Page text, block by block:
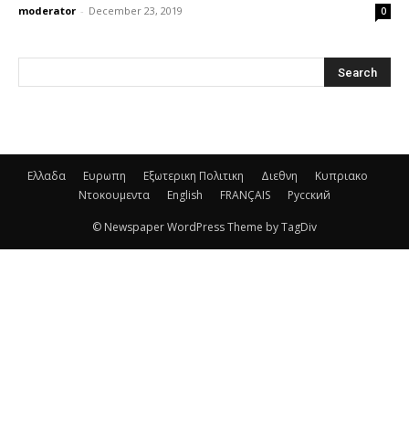
moderator - December 23, 2019 0
Ελλαδα Ευρωπη Εξωτερικη Πολιτικη Διεθνη
Κυπριακο
Ντοκουμεντα
English FRANÇAIS Русский
© Newspaper WordPress Theme by TagDiv